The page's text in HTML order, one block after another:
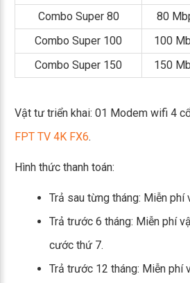
Combo Super 80
80
Combo Super 100
100
Combo Super 150
150
Vật tư triển khai: 01 Modem wifi 4
FPT TV 4K FX6.
Hình thức thanh toán:
Trả sau từng tháng: Miễn phí
Trả trước 6 tháng: Miễn phí
cước thứ 7.
Trả trước 12 tháng: Miễn phí